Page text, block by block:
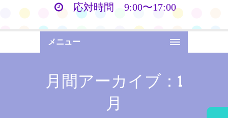
応対時間 9:00〜17:00
メニュー
月間アーカイブ：1
月